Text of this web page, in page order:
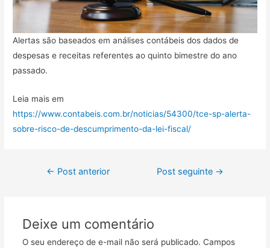
Alertas são baseados em análises contábeis dos dados de
despesas e receitas referentes ao quinto bimestre do ano
passado.
Leia mais em
https://www.contabeis.com.br/noticias/54300/tce-sp-alerta-
sobre-risco-de-descumprimento-da-lei-fiscal/
← Post anterior Post seguinte →
Deixe um comentário
O seu endereço de e-mail não será publicado. Campos